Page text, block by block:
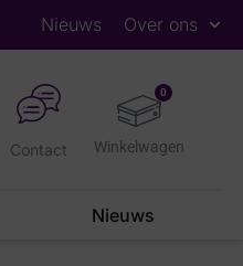
Nieuws Over ons
0
Contact
Nieuws